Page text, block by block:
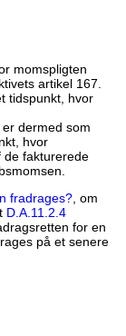
momspligten
artikel 167.
tidspunkt, hvor
dermed som
hvor
de fakturerede
fradrages?, om
D.A.11.2.4
for en
på et senere